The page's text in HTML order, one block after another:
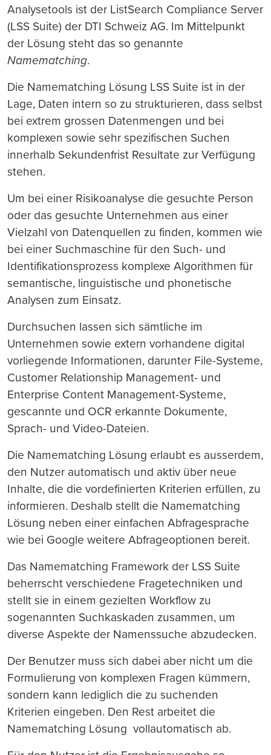
Analysetools ist der ListSearch Compliance Server
(LSS Suite) der DTI Schweiz AG. Im Mittelpunkt
der Lösung steht das so genannte
Namematching.
Die Namematching Lösung LSS Suite ist in der
Lage, Daten intern so zu strukturieren, dass selbst
bei extrem grossen Datenmengen und bei
komplexen sowie sehr spezifischen Suchen
innerhalb Sekundenfrist Resultate zur Verfügung
stehen.
Um bei einer Risikoanalyse die gesuchte Person
oder das gesuchte Unternehmen aus einer
Vielzahl von Datenquellen zu finden, kommen wie
bei einer Suchmaschine für den Such- und
Identifikationsprozess komplexe Algorithmen für
semantische, linguistische und phonetische
Analysen zum Einsatz.
Durchsuchen lassen sich sämtliche im
Unternehmen sowie extern vorhandene digital
vorliegende Informationen, darunter File-Systeme,
Customer Relationship Management- und
Enterprise Content Management-Systeme,
gescannte und OCR erkannte Dokumente,
Sprach- und Video-Dateien.
Die Namematching Lösung erlaubt es ausserdem,
den Nutzer automatisch und aktiv über neue
Inhalte, die die vordefinierten Kriterien erfüllen, zu
informieren. Deshalb stellt die Namematching
Lösung neben einer einfachen Abfragesprache
wie bei Google weitere Abfrageoptionen bereit.
Das Namematching Framework der LSS Suite
beherrscht verschiedene Fragetechniken und
stellt sie in einem gezielten Workflow zu
sogenannten Suchkaskaden zusammen, um
diverse Aspekte der Namenssuche abzudecken.
Der Benutzer muss sich dabei aber nicht um die
Formulierung von komplexen Fragen kümmern,
sondern kann lediglich die zu suchenden
Kriterien eingeben. Den Rest arbeitet die
Namematching Lösung vollautomatisch ab.